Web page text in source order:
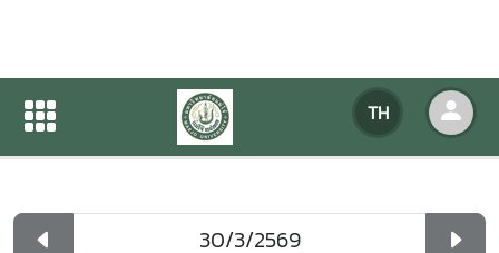
TH
ปฏิทินกิจกรรมของหน่วยงาน
ปฏิทินกิจกรรมของหน่วยงาน